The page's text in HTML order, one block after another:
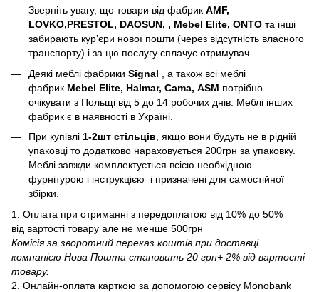
Зверніть увагу, що товари від фабрик AMF,
LOVKO,PRESTOL, DAOSUN, , Mebel Elite, ONTO та інші
забирають курʼєри нової пошти (через відсутність власного
транспорту) і за цю послугу сплачує отримувач.
Деякі меблі фабрики Signal , а також всі меблі
фабрик Mebel Elite, Halmar, Cama, ASM потрібно
очікувати з Польщі від 5 до 14 робочих днів. Меблі інших
фабрик є в наявності в Україні.
При купівлі 1-2шт стільців , якщо вони будуть не в рідній
упаковці то додатково нараховується 200грн за упаковку.
Меблі завжди комплектується всією необхідною
фурнітурою і інструкцією і призначені для самостійної
збірки.
1. Оплата при отриманні з передоплатою від 10% до 50%
від вартості товару але не менше 500грн
Комісія за зворотний переказ коштів при доставці
компанією Нова Пошта становить 20 грн+ 2% від вартості
товару.
2. Онлайн-оплата карткою за допомогою сервісу Monobank